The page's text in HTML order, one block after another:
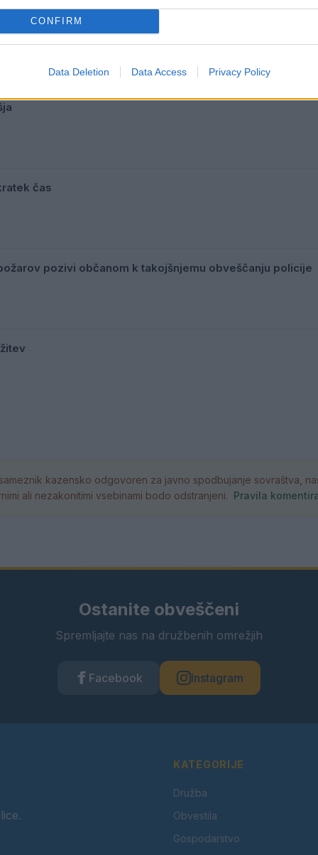
CONFIRM
Data Deletion Data Access Privacy Policy
čas
pozivi občanom k takojšnjemu obveščanju policije
kazensko odgovoren za javno spodbujanje sovraštva,
ali nezakonitimi vsebinami bodo odstranjeni. Pravila
Ostanite obveščeni
Spremljajte nas na družbenih omrežjih
Facebook Instagram
KATEGORIJE
Družba
Obvestila
Gospodarstvo